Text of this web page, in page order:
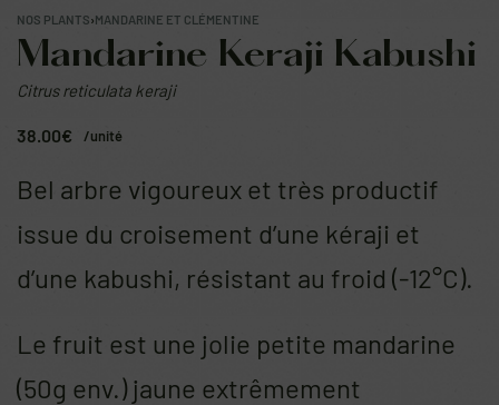
NOS PLANTS›MANDARINE ET CLÉMENTINE
Mandarine Keraji Kabushi
Citrus reticulata keraji
38.00€ /unité
Bel arbre vigoureux et très productif
issue du croisement d’une kéraji et
d’une kabushi, résistant au froid (-12°C).
Le fruit est une jolie petite mandarine
(50g env.) jaune extrêmement